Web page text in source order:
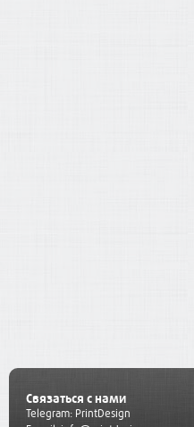
Связаться с нами
Telegram: PrintDesign